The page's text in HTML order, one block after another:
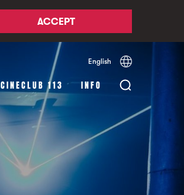
ACCEPT
English Español
CINECLUB 113 INFO